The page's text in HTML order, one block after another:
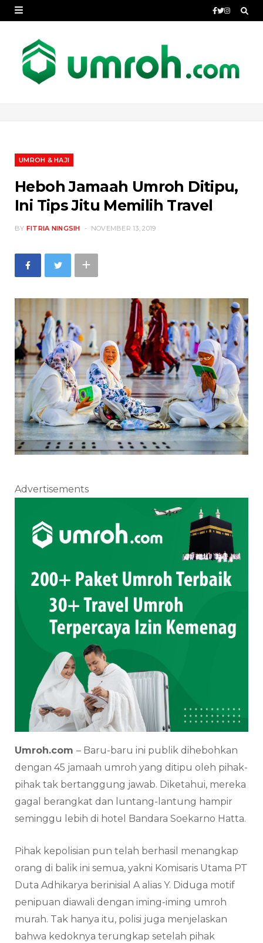
UMROH & HAJI
Heboh Jamaah Umroh Ditipu,
Ini Tips Jitu Memilih Travel
BY FITRIA NINGSIH NOVEMBER 13, 2019
Advertisements
Umroh.com – Baru-baru ini publik dihebohkan
dengan 45 jamaah umroh yang ditipu oleh pihak-
pihak tak bertanggung jawab. Diketahui, mereka
gagal berangkat dan luntang-lantung hampir
seminggu lebih di hotel Bandara Soekarno Hatta.
Pihak kepolisian pun telah berhasil menangkap
orang di balik ini semua, yakni Komisaris Utama PT
Duta Adhikarya berinisial A alias Y. Diduga motif
penipuan diawali dengan iming-iming umroh
murah. Tak hanya itu, polisi juga menjelaskan
bahwa kedoknya terungkap setelah pihak